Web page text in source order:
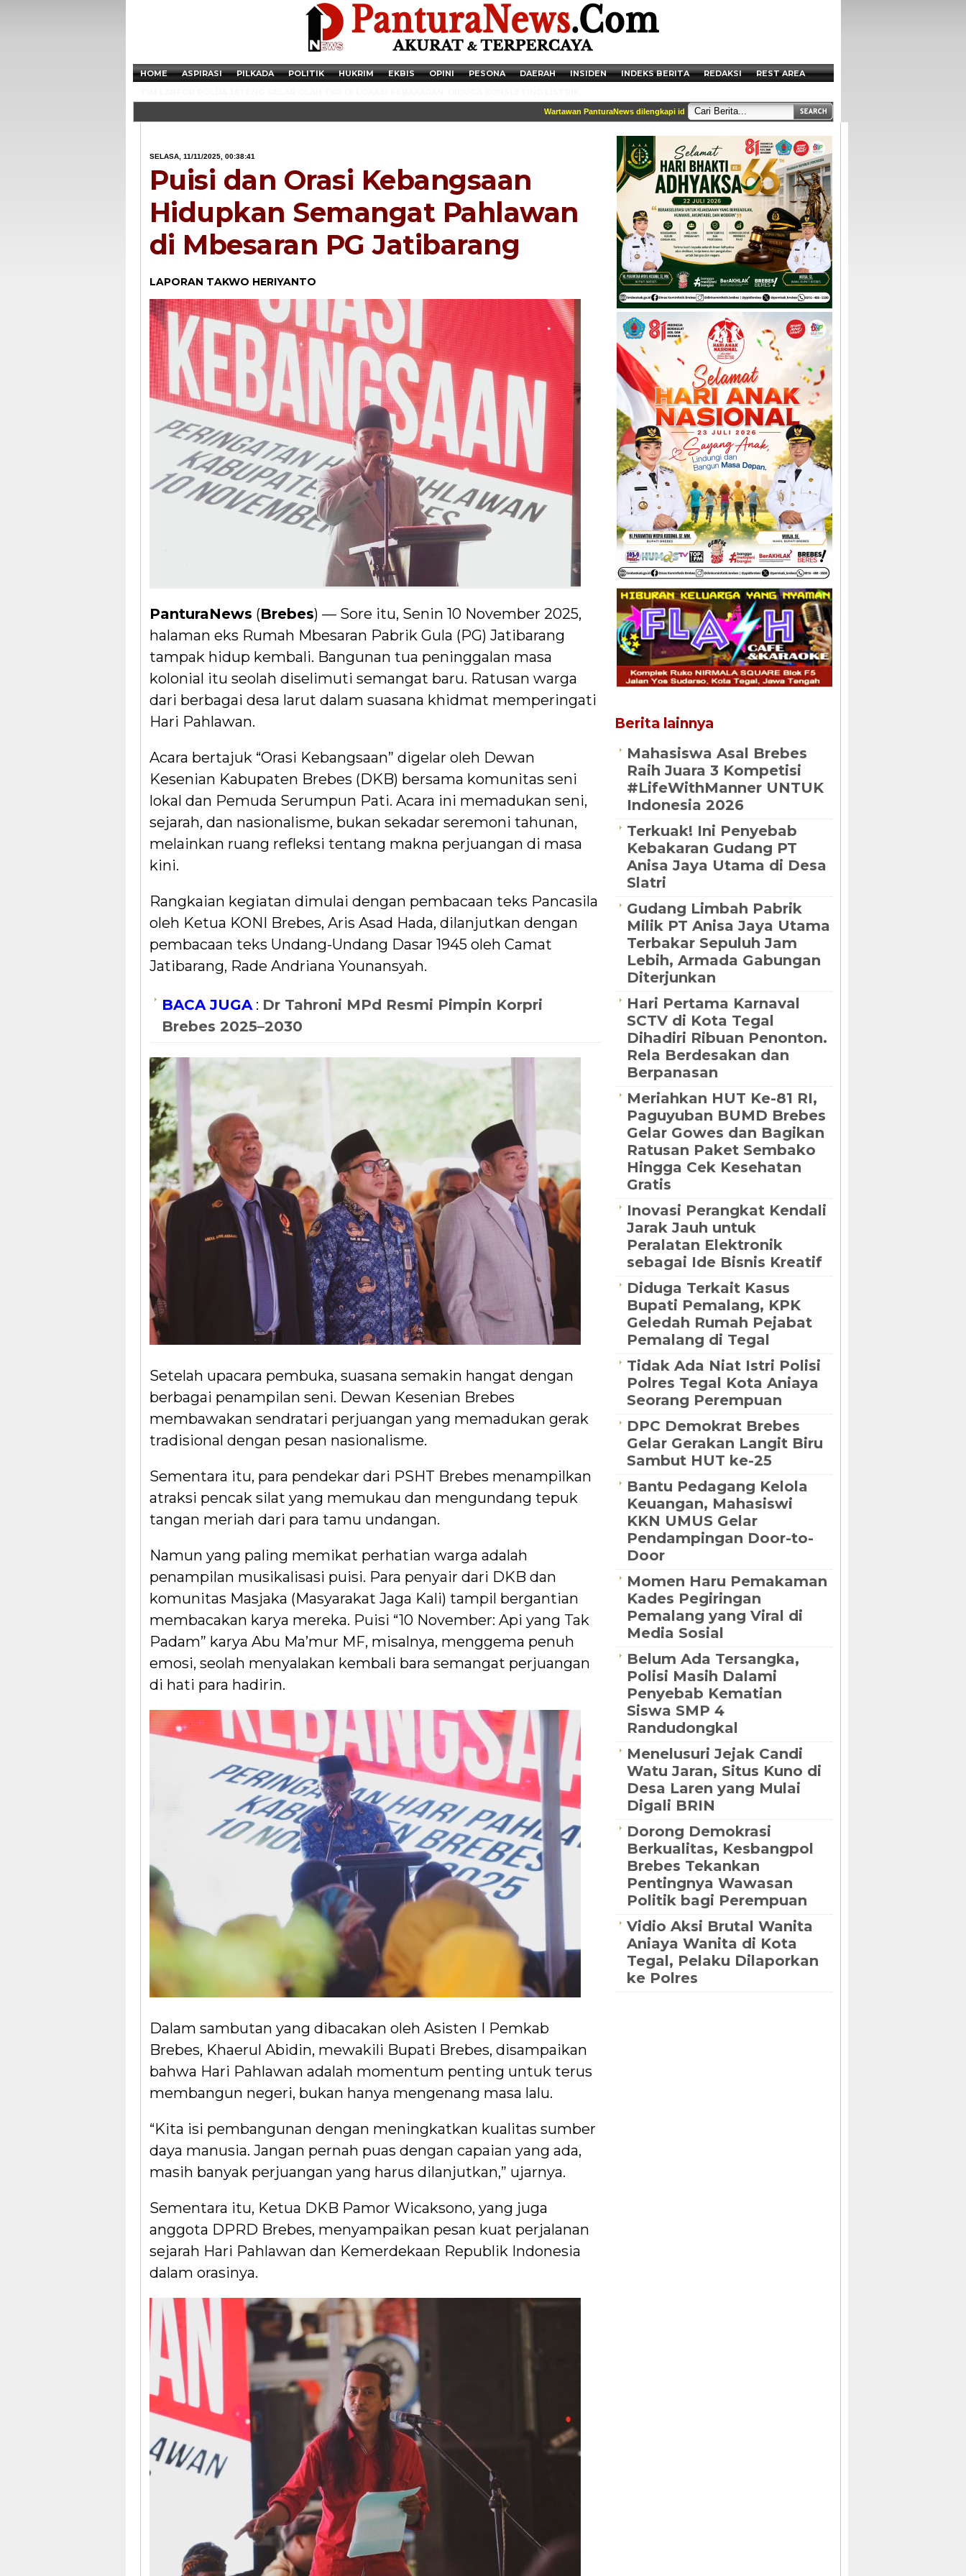
HOME ASPIRASI PILKADA POLITIK HUKRIM EKBIS OPINI PESONA DAERAH INSIDEN INDEKS BERITA REDAKSI
REST AREA
Wartawan PanturaNews dilengkapi identitas dan tercantum di box redaksi || Akses Kami di Handphone anda
Newsticker - 14:41:41 Miris, Puluhan Remaja hingga Anak SD Terjaring
SELASA, 11/11/2025, 00:38:41
Puisi dan Orasi Kebangsaan
Hidupkan Semangat Pahlawan
di Mbesaran PG Jatibarang
LAPORAN TAKWO HERIYANTO
PanturaNews (Brebes) — Sore itu, Senin 10 November 2025,
halaman eks Rumah Mbesaran Pabrik Gula (PG) Jatibarang
tampak hidup kembali. Bangunan tua peninggalan masa
kolonial itu seolah diselimuti semangat baru. Ratusan warga
dari berbagai desa larut dalam suasana khidmat memperingati
Hari Pahlawan.
Acara bertajuk “Orasi Kebangsaan” digelar oleh Dewan
Kesenian Kabupaten Brebes (DKB) bersama komunitas seni
lokal dan Pemuda Serumpun Pati. Acara ini memadukan seni,
sejarah, dan nasionalisme, bukan sekadar seremoni tahunan,
melainkan ruang refleksi tentang makna perjuangan di masa
kini.
Rangkaian kegiatan dimulai dengan pembacaan teks Pancasila
oleh Ketua KONI Brebes, Aris Asad Hada, dilanjutkan dengan
pembacaan teks Undang-Undang Dasar 1945 oleh Camat
Jatibarang, Rade Andriana Younansyah.
BACA JUGA: Dr Tahroni MPd Resmi Pimpin Korpri
Brebes 2025–2030
Setelah upacara pembuka, suasana semakin hangat dengan
berbagai penampilan seni. Dewan Kesenian Brebes
membawakan sendratari perjuangan yang memadukan gerak
tradisional dengan pesan nasionalisme.
Sementara itu, para pendekar dari PSHT Brebes menampilkan
atraksi pencak silat yang memukau dan mengundang tepuk
tangan meriah dari para tamu undangan.
Namun yang paling memikat perhatian warga adalah
penampilan musikalisasi puisi. Para penyair dari DKB dan
komunitas Masjaka (Masyarakat Jaga Kali) tampil bergantian
membacakan karya mereka. Puisi “10 November: Api yang Tak
Padam” karya Abu Ma’mur MF, misalnya, menggema penuh
emosi, seolah menyalakan kembali bara semangat perjuangan
di hati para hadirin.
Dalam sambutan yang dibacakan oleh Asisten I Pemkab
Brebes, Khaerul Abidin, mewakili Bupati Brebes, disampaikan
bahwa Hari Pahlawan adalah momentum penting untuk terus
membangun negeri, bukan hanya mengenang masa lalu.
“Kita isi pembangunan dengan meningkatkan kualitas sumber
daya manusia. Jangan pernah puas dengan capaian yang ada,
masih banyak perjuangan yang harus dilanjutkan,” ujarnya.
Sementara itu, Ketua DKB Pamor Wicaksono, yang juga
anggota DPRD Brebes, menyampaikan pesan kuat perjalanan
sejarah Hari Pahlawan dan Kemerdekaan Republik Indonesia
dalam orasinya.
Berita lainnya
Mahasiswa Asal Brebes
Raih Juara 3 Kompetisi
#LifeWithManner UNTUK
Indonesia 2026
Terkuak! Ini Penyebab
Kebakaran Gudang PT
Anisa Jaya Utama di Desa
Slatri
Gudang Limbah Pabrik
Milik PT Anisa Jaya Utama
Terbakar Sepuluh Jam
Lebih, Armada Gabungan
Diterjunkan
Hari Pertama Karnaval
SCTV di Kota Tegal
Dihadiri Ribuan Penonton.
Rela Berdesakan dan
Berpanasan
Meriahkan HUT Ke-81 RI,
Paguyuban BUMD Brebes
Gelar Gowes dan Bagikan
Ratusan Paket Sembako
Hingga Cek Kesehatan
Gratis
Inovasi Perangkat Kendali
Jarak Jauh untuk
Peralatan Elektronik
sebagai Ide Bisnis Kreatif
Diduga Terkait Kasus
Bupati Pemalang, KPK
Geledah Rumah Pejabat
Pemalang di Tegal
Tidak Ada Niat Istri Polisi
Polres Tegal Kota Aniaya
Seorang Perempuan
DPC Demokrat Brebes
Gelar Gerakan Langit Biru
Sambut HUT ke-25
Bantu Pedagang Kelola
Keuangan, Mahasiswi
KKN UMUS Gelar
Pendampingan Door-to-
Door
Momen Haru Pemakaman
Kades Pegiringan
Pemalang yang Viral di
Media Sosial
Belum Ada Tersangka,
Polisi Masih Dalami
Penyebab Kematian
Siswa SMP 4
Randudongkal
Menelusuri Jejak Candi
Watu Jaran, Situs Kuno di
Desa Laren yang Mulai
Digali BRIN
Dorong Demokrasi
Berkualitas, Kesbangpol
Brebes Tekankan
Pentingnya Wawasan
Politik bagi Perempuan
Vidio Aksi Brutal Wanita
Aniaya Wanita di Kota
Tegal, Pelaku Dilaporkan
ke Polres